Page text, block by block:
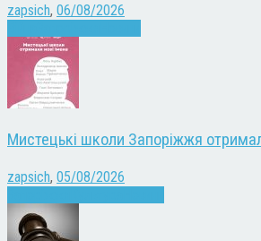
zapsich, 06/08/2026
Мистецькі школи Запоріжжя
zapsich, 05/08/2026